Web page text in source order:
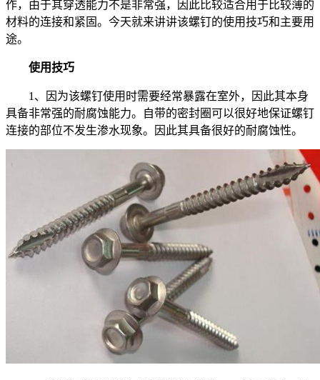
作，由于其穿透能力不是非常强，因此比较适合用于比较薄的
材料的连接和紧固。今天就来讲讲该螺钉的使用技巧和主要用
途。
使用技巧
1、因为该螺钉使用时需要经常暴露在室外，因此其本身
具备非常强的耐腐蚀能力。自带的密封圈可以很好地保证螺钉
连接的部位不发生渗水现象。因此其具备很好的耐腐蚀性。